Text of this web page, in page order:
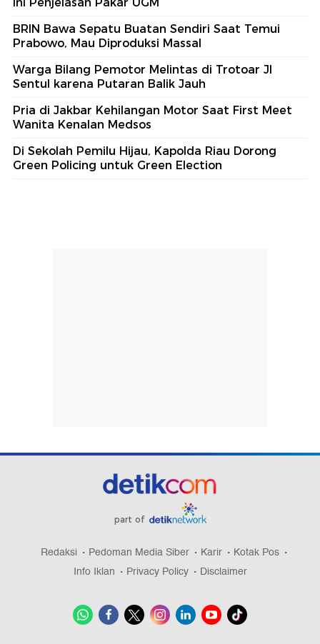
Ini Penjelasan Pakar UGM
BRIN Bawa Sepatu Buatan Sendiri Saat Temui
Prabowo, Mau Diproduksi Massal
Warga Bilang Pemotor Melintas di Trotoar Jl
Sentul karena Putaran Balik Jauh
Pria di Jakbar Kehilangan Motor Saat First Meet
Wanita Kenalan Medsos
Di Sekolah Pemilu Hijau, Kapolda Riau Dorong
Green Policing untuk Green Election
part of
Redaksi Pedoman Media Siber Karir
Kotak Pos
Info Iklan
Privacy Policy Disclaimer